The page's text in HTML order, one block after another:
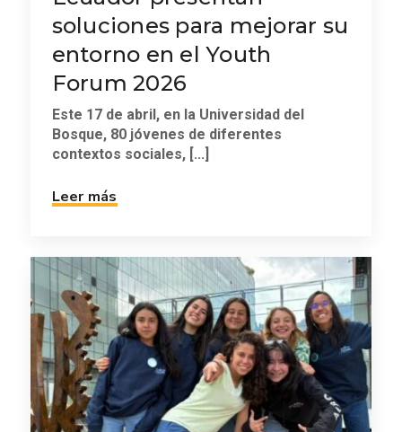
soluciones para mejorar su
entorno en el Youth
Forum 2026
Este 17 de abril, en la Universidad del
Bosque, 80 jóvenes de diferentes
contextos sociales, [...]
Leer más